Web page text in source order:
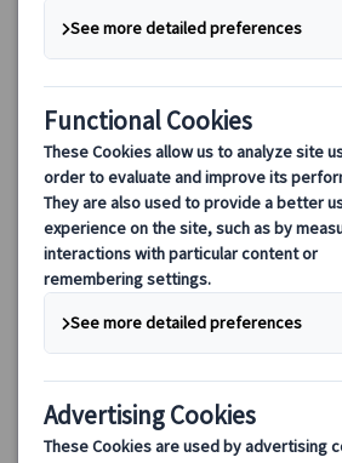
【プライベート】プラド美術館と王宮
前/午後（日本語観光ガイ
日本語ガイドが4時間でプラド美術館と王
ケット手配込みで安心のマドリード観光
160.00 EUR
詳細を見る